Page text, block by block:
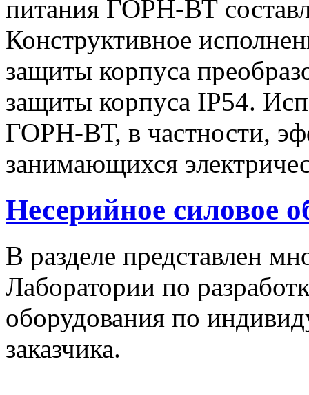
питания ГОРН-ВТ
Конструктивное
защиты корпуса
защиты корпуса IP54.
ГОРН-ВТ, в частности,
занимающихся
Несерийное силовое
В разделе представлен
Лаборатории по
оборудования по
заказчика.